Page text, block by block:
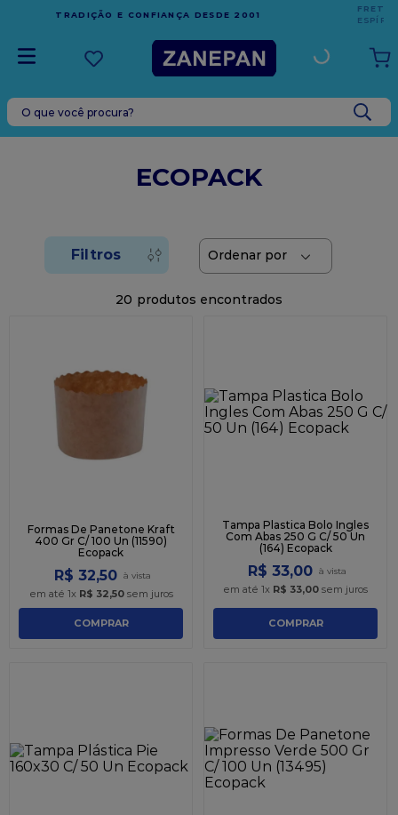
FRETE GRÁTIS
ESPÍRITO SANTO
O que você procura?
ECOPACK
20
Formas De Panetone Kraft
400 Gr C/ 100 Un (11590)
Ecopack
R$ 32,50
em até 1x R$ 32,50sem juros
COMPRAR
Tampa Plastica Bolo Ingles
Com Abas 250 G C/ 50 Un
(164) Ecopack
R$ 33,00
em até 1x R$ 33,00 sem juros
COMPRAR
TERMOS MAIS BUSCADOS
leite condensado
top harald
bala
granulado
caixa kraft